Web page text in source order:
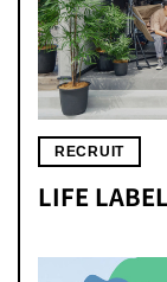
RECRUIT
LIFE